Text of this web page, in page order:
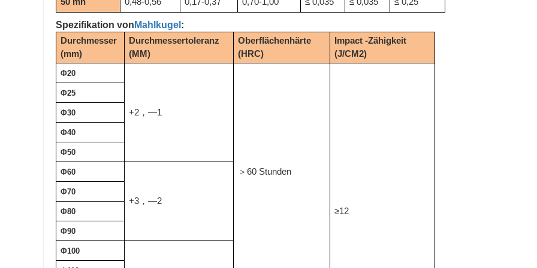
Spezifikation von Mahlkugel :
Durchmesser
(mm)
Durchmessertoleranz
(MM)
Oberflächenhärte
(HRC)
Impact -Zähigkeit
(J/CM2)
Φ20
+2 ， —1
＞ 60 Stunden
≥12
Φ25
Φ30
Φ40
Φ50
Φ60
+3 ， —2
Φ70
Φ80
Φ90
Φ100